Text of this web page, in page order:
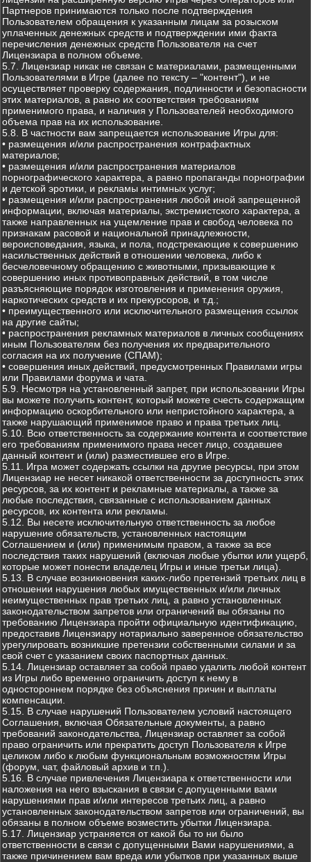
Партнеров принимаются только после подтверждения
Пользователем обращения к указанным лицам за розыском
уплаченных денежных средств и подтверждении ими факта
перечисления денежных средств Пользователя на счет
Лицензиара в полном объеме.
5.7. Лицензиар никак не связан с материалами, размещенными
Пользователями в Игре (далее по тексту – "контент"), и не
осуществляет проверку содержания, подлинности и безопасности
этих материалов, а равно их соответствия требованиям
применимого права, и наличия у Пользователей необходимого
объема прав на их использование.
5.8. В частности вам запрещается использование Игры для:
• размещения и/или распространения контрафактных
материалов;
• размещения и/или распространения материалов
порнографического характера, а равно пропаганды порнографии
и детской эротики, и рекламы интимных услуг;
• размещения и/или распространения любой иной запрещенной
информации, включая материалы, экстремистского характера, а
также направленных на ущемление прав и свобод человека по
признакам расовой и национальной принадлежности,
вероисповедания, языка, и пола, подстрекающие к совершению
насильственных действий в отношении человека, либо к
бесчеловечному обращению с животными, призывающие к
совершению иных противоправных действий, в том числе
разъясняющие порядок изготовления и применения оружия,
наркотических средств и их прекурсоров, и т.д.;
• преимущественного или исключительного размещения ссылок
на другие сайты;
• распространения рекламных материалов в личных сообщениях
иным Пользователям без получения их предварительного
согласия на их получение (СПАМ);
• совершения иных действий, предусмотренных Правилами игры
или Правилами форума и чата.
5.9. Несмотря на установленный запрет, при использовании Игры
вы можете получить контент, который можете счесть содержащим
информацию оскорбительного или непристойного характера, а
также нарушающий применимое право и права третьих лиц.
5.10. Всю ответственность за содержание контента и соответствие
его требованиям применимого права несет лицо, создавшее
данный контент и (или) разместившее его в Игре.
5.11. Игра может содержать ссылки на другие ресурсы, при этом
Лицензиар не несет никакой ответственности за доступность этих
ресурсов, за их контент и рекламные материалы, а также за
любые последствия, связанные с использованием данных
ресурсов, их контента или рекламы.
5.12. Вы несете исключительную ответственность за любое
нарушение обязательств, установленных настоящим
Соглашением и (или) применимым правом, а также за все
последствия таких нарушений (включая любые убытки или ущерб,
которые может понести владелец Игры и иные третьи лица).
5.13. В случае возникновения каких-либо претензий третьих лиц в
отношении нарушения любых имущественных и/или личных
неимущественных прав третьих лиц, а равно установленных
законодательством запретов или ограничений вы обязаны по
требованию Лицензиара пройти официальную идентификацию,
предоставив Лицензиару нотариально заверенное обязательство
урегулировать возникшие претензии собственными силами и за
свой счет с указанием своих паспортных данных.
5.14. Лицензиар оставляет за собой право удалить любой контент
из Игры либо временно ограничить доступ к нему в
одностороннем порядке без объяснения причин и выплаты
компенсации.
5.15. В случае нарушений Пользователем условий настоящего
Соглашения, включая Обязательные документы, а равно
требований законодательства, Лицензиар оставляет за собой
право ограничить или прекратить доступ Пользователя к Игре
целиком либо к любым функциональным возможностям Игры
(форум, чат, файловый архив и т.п.).
5.16. В случае привлечения Лицензиара к ответственности или
наложения на него взыскания в связи с допущенными вами
нарушениями прав и/или интересов третьих лиц, а равно
установленных законодательством запретов или ограничений, вы
обязаны в полном объеме возместить убытки Лицензиара.
5.17. Лицензиар устраняется от какой бы то ни было
ответственности в связи с допущенными Вами нарушениями, а
также причинением вам вреда или убытков при указанных выше